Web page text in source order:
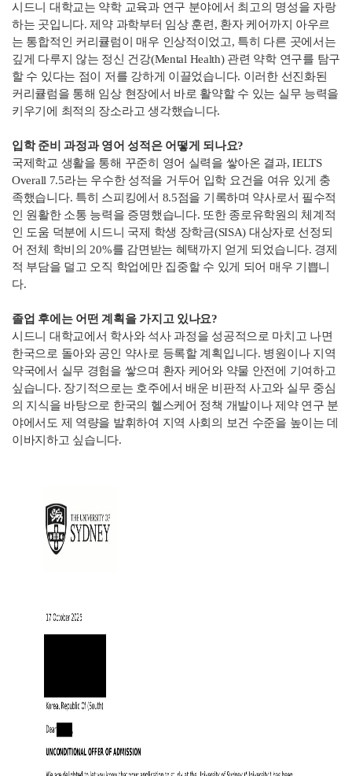
시드니 대학교는 약학 교육과 연구 분야에서 최고의 명성을 자랑
하는 곳입니다. 제약 과학부터 임상 훈련, 환자 케어까지 아우르
는 통합적인 커리큘럼이 매우 인상적이었고, 특히 다른 곳에서는
깊게 다루지 않는 정신 건강(Mental Health) 관련 약학 연구를 탐구
할 수 있다는 점이 저를 강하게 이끌었습니다. 이러한 선진화된
커리큘럼을 통해 임상 현장에서 바로 활약할 수 있는 실무 능력을
키우기에 최적의 장소라고 생각했습니다.
입학 준비 과정과 영어 성적은 어떻게 되나요?
국제학교 생활을 통해 꾸준히 영어 실력을 쌓아온 결과, IELTS
Overall 7.5라는 우수한 성적을 거두어 입학 요건을 여유 있게 충
족했습니다. 특히 스피킹에서 8.5점을 기록하며 약사로서 필수적
인 원활한 소통 능력을 증명했습니다. 또한 종로유학원의 체계적
인 도움 덕분에 시드니 국제 학생 장학금(SISA) 대상자로 선정되
어 전체 학비의 20%를 감면받는 혜택까지 얻게 되었습니다. 경제
적 부담을 덜고 오직 학업에만 집중할 수 있게 되어 매우 기쁩니
다.
졸업 후에는 어떤 계획을 가지고 있나요?
시드니 대학교에서 학사와 석사 과정을 성공적으로 마치고 나면
한국으로 돌아와 공인 약사로 등록할 계획입니다. 병원이나 지역
약국에서 실무 경험을 쌓으며 환자 케어와 약물 안전에 기여하고
싶습니다. 장기적으로는 호주에서 배운 비판적 사고와 실무 중심
의 지식을 바탕으로 한국의 헬스케어 정책 개발이나 제약 연구 분
야에서도 제 역량을 발휘하여 지역 사회의 보건 수준을 높이는 데
이바지하고 싶습니다.